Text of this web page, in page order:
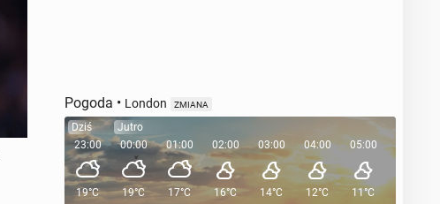
Pogoda • London ZMIANA
Dziś
23:00
19°C
Jutro
00:00
19°C
01:00
17°C
02:00
16°C
03:00
14°C
04:00
12°C
05:00
11°C